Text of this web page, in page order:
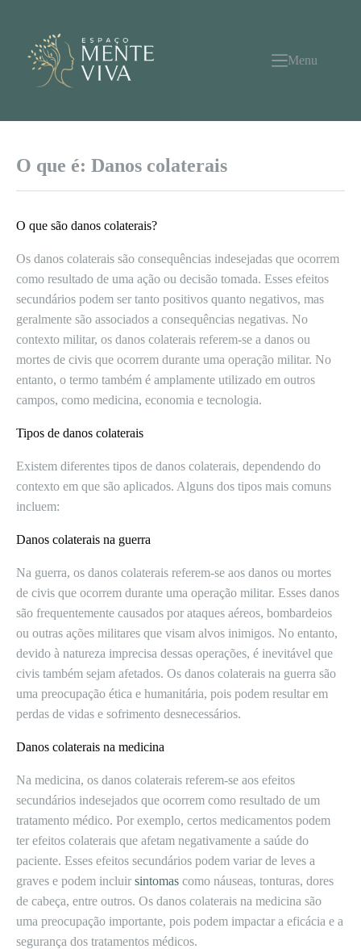
conteúdo
Menu
O que é: Danos colaterais
O que são danos colaterais?
Os danos colaterais são consequências indesejadas que ocorrem
como resultado de uma ação ou decisão tomada. Esses efeitos
secundários podem ser tanto positivos quanto negativos, mas
geralmente são associados a consequências negativas. No
contexto militar, os danos colaterais referem-se a danos ou
mortes de civis que ocorrem durante uma operação militar. No
entanto, o termo também é amplamente utilizado em outros
campos, como medicina, economia e tecnologia.
Tipos de danos colaterais
Existem diferentes tipos de danos colaterais, dependendo do
contexto em que são aplicados. Alguns dos tipos mais comuns
incluem:
Danos colaterais na guerra
Na guerra, os danos colaterais referem-se aos danos ou mortes
de civis que ocorrem durante uma operação militar. Esses danos
são frequentemente causados ​​por ataques aéreos, bombardeios
ou outras ações militares que visam alvos inimigos. No entanto,
devido à natureza imprecisa dessas operações, é inevitável que
civis também sejam afetados. Os danos colaterais na guerra são
uma preocupação ética e humanitária, pois podem resultar em
perdas de vidas e sofrimento desnecessários.
Danos colaterais na medicina
Na medicina, os danos colaterais referem-se aos efeitos
secundários indesejados que ocorrem como resultado de um
tratamento médico. Por exemplo, certos medicamentos podem
ter efeitos colaterais que afetam negativamente a saúde do
paciente. Esses efeitos secundários podem variar de leves a
graves e podem incluir sintomas como náuseas, tonturas, dores
de cabeça, entre outros. Os danos colaterais na medicina são
uma preocupação importante, pois podem impactar a eficácia e a
segurança dos tratamentos médicos.